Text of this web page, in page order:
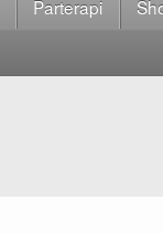
Parterapi